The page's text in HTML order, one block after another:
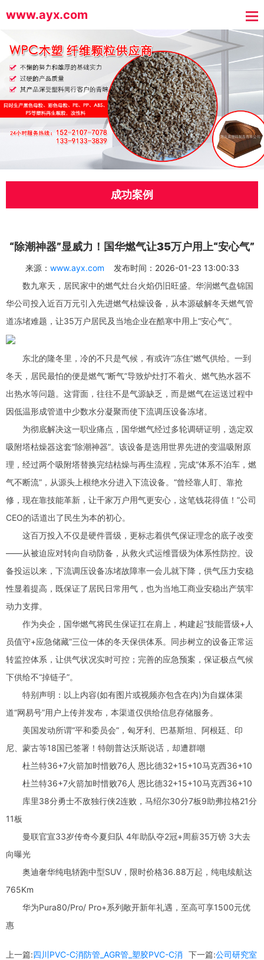
www.ayx.com
成功案例
“除潮神器”显威力！国华燃气让35万户用上“安心气”
来源： www.ayx.com 发布时间：2026-01-23 13:00:33
数九寒天，居民家中的燃气灶台火焰仍旧旺盛。华润燃气盘锦国
华公司投入近百万元引入先进燃气枯燥设备，从本源破解冬天燃气管
道冻堵难题，让35万户居民及当地企业在酷寒中用上“安心气”。
东北的隆冬里，冷的不只是气候，有或许“冻住”燃气供给。一到
冬天，居民最怕的便是燃气“断气”导致炉灶打不着火、燃气热水器不
出热水等问题。这背面，往往不是气源缺乏，而是燃气在运送过程中
因低温形成管道中少数水分凝聚而使下流调压设备冻堵。
为彻底解决这一职业痛点，国华燃气经过多轮调研证明，选定双
吸附塔枯燥器这套“除潮神器”。该设备是选用世界先进的变温吸附原
理，经过两个吸附塔替换完结枯燥与再生流程，完成“体系不泊车，燃
气不断流”，从源头上根绝水分进入下流设备。“曾经靠人盯、靠抢
修，现在靠技能革新，让千家万户用气更安心，这笔钱花得值！”公司
CEO的话道出了民生为本的初心。
这百万投入不仅是硬件晋级，更标志着供气保证理念的底子改变
——从被迫应对转向自动防备，从救火式运维晋级为体系性防控。设
备投运以来，下流调压设备冻堵故障率一会儿就下降，供气压力安稳
性显着提高，既保证了居民日常用气，也为当地工商业安稳出产筑牢
动力支撑。
作为央企，国华燃气将民生保证扛在肩上，构建起“技能晋级+人
员值守+应急储藏”三位一体的冬天保供体系。同步树立的设备正常运
转监控体系，让供气状况实时可控；完善的应急预案，保证极点气候
下供给不“掉链子”。
特别声明：以上内容(如有图片或视频亦包含在内)为自媒体渠
道“网易号”用户上传并发布，本渠道仅供给信息存储服务。
美国发动所谓“平和委员会”，匈牙利、巴基斯坦、阿根廷、印
尼、蒙古等18国已签署！特朗普达沃斯说话，却遭群嘲
杜兰特36+7火箭加时惜败76人 恩比德32+15+10马克西36+10
杜兰特36+7火箭加时惜败76人 恩比德32+15+10马克西36+10
库里38分勇士不敌独行侠2连败，马绍尔30分7板9助弗拉格21分
11板
曼联官宣33岁传奇今夏归队 4年助队夺2冠+周薪35万镑 3大去
向曝光
奥迪奢华纯电轿跑中型SUV，限时价格36.88万起，纯电续航达
765Km
华为Pura80/Pro/ Pro+系列敞开新年礼遇，至高可享1500元优
惠
上一篇:四川PVC-C消防管_AGR管_塑胶PVC-C消
下一篇:公司研究室